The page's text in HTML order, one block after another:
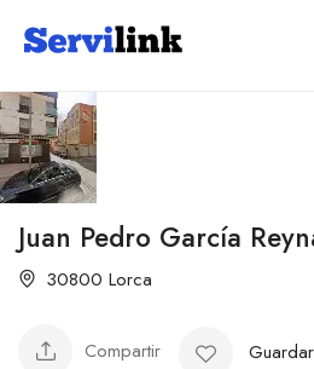
Juan Pedro García
30800 Lorca
Compartir Guardar